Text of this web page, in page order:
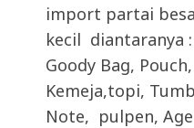
import partai
kecil diantaranya
Goody Bag,
Kemeja,topi,
Note, pulpen,